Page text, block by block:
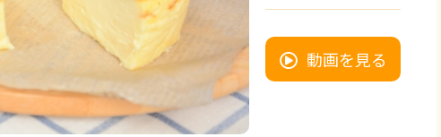
動画を見る